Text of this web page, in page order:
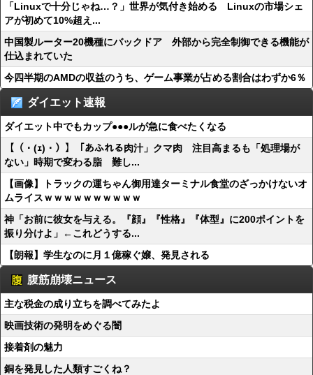
「Linuxで十分じゃね…？」世界が気付き始める Linuxの市場シェ
アが初めて10%超え...
中国製ルーター20機種にバックドア 外部から完全制御できる機能が
仕込まれていた
今四半期のAMDの収益のうち、ゲーム事業が占める割合はわずか6％
ダイエット速報
ダイエット中でもカップ●●●ルが急に食べたくなる
【（・(ｪ)・）】「あふれる肉汁」クマ肉 注目高まるも「処理場が
ない」時期で変わる脂 難し...
【画像】トラックの運ちゃん御用達ターミナル食堂のざっかけないオ
ムライスｗｗｗｗｗｗｗｗｗｗ
神「お前に彼女を与える。『顔』『性格』『体型』に200ポイントを
振り分けよ」←これどうする...
【朗報】学生なのに月１億稼ぐ嬢、発見される
腹筋崩壊ニュース
主な税金の成り立ちを調べてみたよ
映画技術の発明をめぐる闇
接着剤の魅力
銅を発見した人類すごくね？